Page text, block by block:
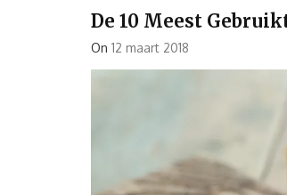
De 10 Meest
On 12 maart 2018